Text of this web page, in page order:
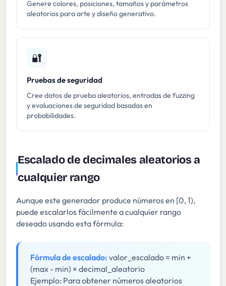
Genere colores, posiciones, tamaños y parámetros
aleatorios para arte y diseño generativo.
🔐
Pruebas de seguridad
Cree datos de prueba aleatorios, entradas de fuzzing
y evaluaciones de seguridad basadas en
probabilidades.
Escalado de decimales aleatorios a
cualquier rango
Aunque este generador produce números en [0, 1),
puede escalarlos fácilmente a cualquier rango
deseado usando esta fórmula:
Fórmula de escalado: valor_escalado = min +
(max - min) × decimal_aleatorio
Ejemplo: Para obtener números aleatorios